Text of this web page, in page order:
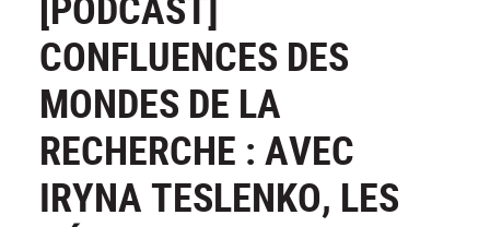
CONFLUENCES DES
MONDES DE LA
RECHERCHE : AVEC
IRYNA TESLENKO, LES